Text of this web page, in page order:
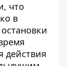
что
в
действия